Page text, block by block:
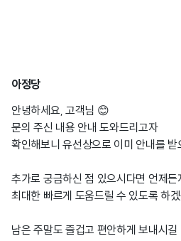
아정당
안녕하세요, 고객님 😊
문의 주신 내용 안내 도와드리고자
확인해보니 유선상으로 이미 안내를
추가로 궁금하신 점 있으시다면 언제
최대한 빠르게 도움드릴 수 있도록 하
남은 주말도 즐겁고 편안하게 보내시